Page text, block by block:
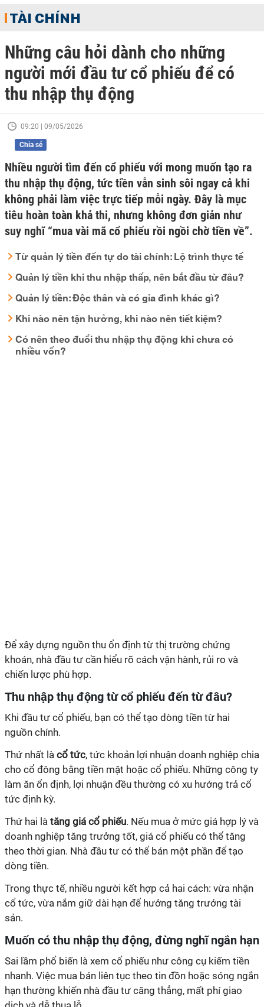
TÀI CHÍNH
Những câu hỏi dành cho những
người mới đầu tư cổ phiếu để có
thu nhập thụ động
09:20 | 09/05/2026
Chia sẻ
Nhiều người tìm đến cổ phiếu với mong muốn tạo ra
thu nhập thụ động, tức tiền vẫn sinh sôi ngay cả khi
không phải làm việc trực tiếp mỗi ngày. Đây là mục
tiêu hoàn toàn khả thi, nhưng không đơn giản như
suy nghĩ “mua vài mã cổ phiếu rồi ngồi chờ tiền về”.
Từ quản lý tiền đến tự do tài chính: Lộ trình thực tế
Quản lý tiền khi thu nhập thấp, nên bắt đầu từ đâu?
Quản lý tiền: Độc thân và có gia đình khác gì?
Khi nào nên tận hưởng, khi nào nên tiết kiệm?
Có nên theo đuổi thu nhập thụ động khi chưa có
nhiều vốn?
Để xây dựng nguồn thu ổn định từ thị trường chứng
khoán, nhà đầu tư cần hiểu rõ cách vận hành, rủi ro và
chiến lược phù hợp.
Thu nhập thụ động từ cổ phiếu đến từ đâu?
Khi đầu tư cổ phiếu, bạn có thể tạo dòng tiền từ hai
nguồn chính.
Thứ nhất là cổ tức, tức khoản lợi nhuận doanh nghiệp chia
cho cổ đông bằng tiền mặt hoặc cổ phiếu. Những công ty
làm ăn ổn định, lợi nhuận đều thường có xu hướng trả cổ
tức định kỳ.
Thứ hai là tăng giá cổ phiếu. Nếu mua ở mức giá hợp lý và
doanh nghiệp tăng trưởng tốt, giá cổ phiếu có thể tăng
theo thời gian. Nhà đầu tư có thể bán một phần để tạo
dòng tiền.
Trong thực tế, nhiều người kết hợp cả hai cách: vừa nhận
cổ tức, vừa nắm giữ dài hạn để hưởng tăng trưởng tài
sản.
Muốn có thu nhập thụ động, đừng nghĩ ngắn hạn
Sai lầm phổ biến là xem cổ phiếu như công cụ kiếm tiền
nhanh. Việc mua bán liên tục theo tin đồn hoặc sóng ngắn
hạn thường khiến nhà đầu tư căng thẳng, mất phí giao